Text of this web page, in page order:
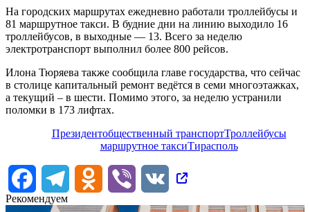
На городских маршрутах ежедневно работали троллейбусы и
81 маршрутное такси. В будние дни на линию выходило 16
троллейбусов, в выходные — 13. Всего за неделю
электротранспорт выполнил более 800 рейсов.
Илона Тюряева также сообщила главе государства, что сейчас
в столице капитальный ремонт ведётся в семи многоэтажках,
а текущий – в шести. Помимо этого, за неделю устранили
поломки в 173 лифтах.
Президентобщественный транспортТроллейбусы
маршрутное таксиТирасполь
FacebookTelegram Odnoklassniki
Viber
VK
Рекомендуем